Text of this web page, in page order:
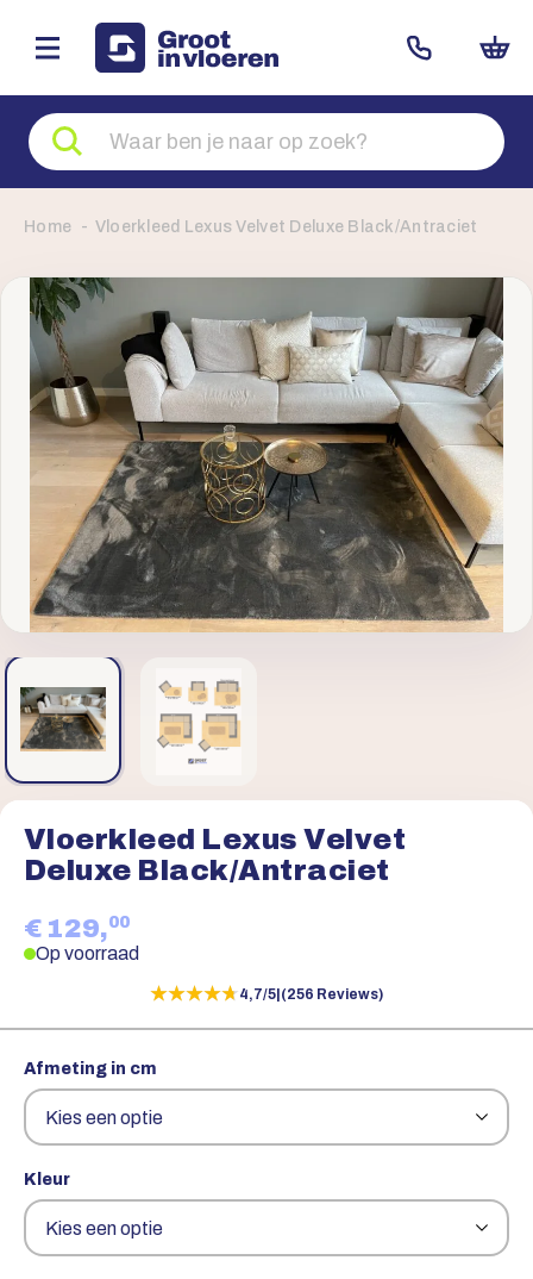
Zoeken
naar
producten
Home Vloerkleed Lexus Velvet Deluxe Black/Antraciet
Vloerkleed Lexus Velvet
Deluxe Black/Antraciet
€ 129,00
Op voorraad
★★★★★
★★★★★4,7/5 (256 Reviews)
Afmeting in cm
Kleur